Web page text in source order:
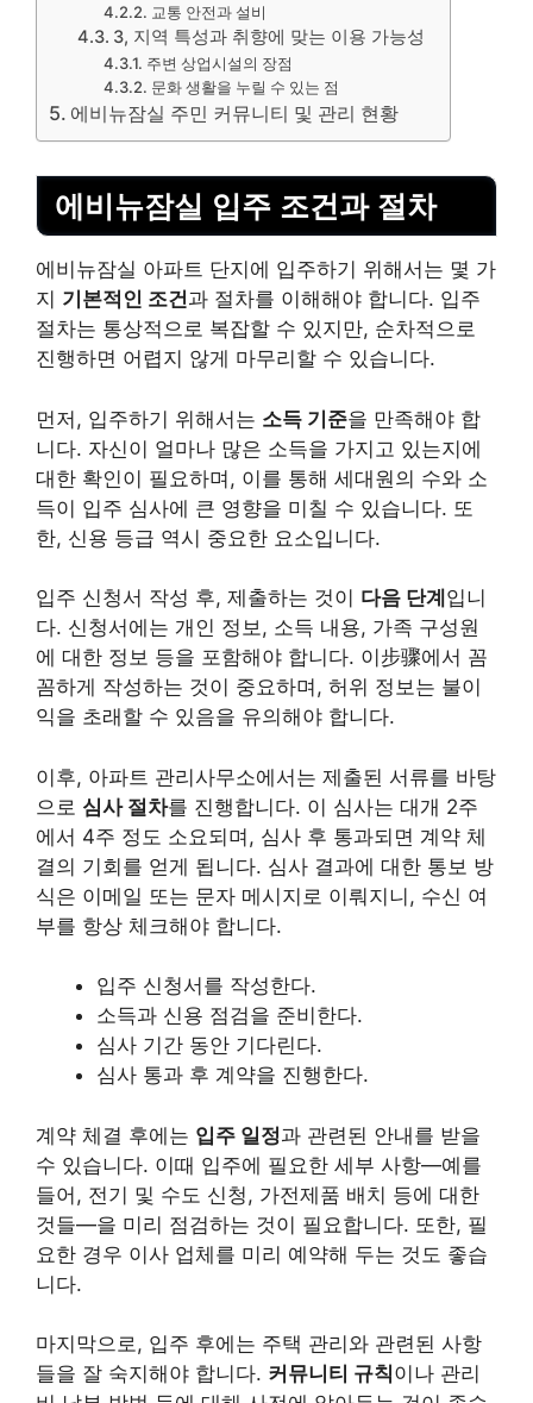
교통 안전과 설비
3, 지역 특성과 취향에 맞는 이용 가능성
주변 상업시설의 장점
문화 생활을 누릴 수 있는 점
에비뉴잠실 주민 커뮤니티 및 관리 현황
에비뉴잠실 입주 조건과 절차
에비뉴잠실 아파트 단지에 입주하기 위해서는 몇 가
지 기본적인 조건과 절차를 이해해야 합니다. 입주
절차는 통상적으로 복잡할 수 있지만, 순차적으로
진행하면 어렵지 않게 마무리할 수 있습니다.
먼저, 입주하기 위해서는 소득 기준을 만족해야 합
니다. 자신이 얼마나 많은 소득을 가지고 있는지에
대한 확인이 필요하며, 이를 통해 세대원의 수와 소
득이 입주 심사에 큰 영향을 미칠 수 있습니다. 또
한, 신용 등급 역시 중요한 요소입니다.
입주 신청서 작성 후, 제출하는 것이 다음 단계 입니
다. 신청서에는 개인 정보, 소득 내용, 가족 구성원
에 대한 정보 등을 포함해야 합니다. 이步骤에서 꼼
꼼하게 작성하는 것이 중요하며, 허위 정보는 불이
익을 초래할 수 있음을 유의해야 합니다.
이후, 아파트 관리사무소에서는 제출된 서류를 바탕
으로 심사 절차를 진행합니다. 이 심사는 대개 2주
에서 4주 정도 소요되며, 심사 후 통과되면 계약 체
결의 기회를 얻게 됩니다. 심사 결과에 대한 통보 방
식은 이메일 또는 문자 메시지로 이뤄지니, 수신 여
부를 항상 체크해야 합니다.
입주 신청서를 작성한다.
소득과 신용 점검을 준비한다.
심사 기간 동안 기다린다.
심사 통과 후 계약을 진행한다.
계약 체결 후에는 입주 일정과 관련된 안내를 받을
수 있습니다. 이때 입주에 필요한 세부 사항—예를
들어, 전기 및 수도 신청, 가전제품 배치 등에 대한
것들—을 미리 점검하는 것이 필요합니다. 또한, 필
요한 경우 이사 업체를 미리 예약해 두는 것도 좋습
니다.
마지막으로, 입주 후에는 주택 관리와 관련된 사항
들을 잘 숙지해야 합니다. 커뮤니티 규칙이나 관리